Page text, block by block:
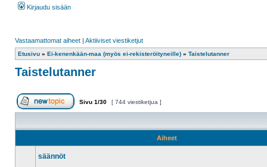
Kirjaudu sisään
Vastaamattomat aiheet | Aktiiviset viestiketjut
Etusivu » Ei-kenenkään-maa (myös ei-rekisteröityneille) » Taistelutanner
Taistelutanner
Aloita uusi ketju
Sivu 1/30 [ 744 viestiketjua ]
Aiheet
säännöt